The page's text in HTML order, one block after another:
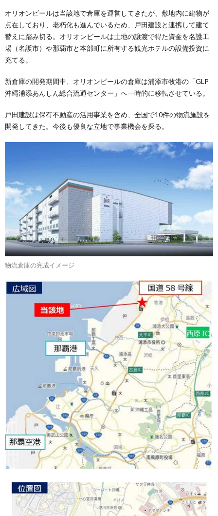
オリオンビールは当該地で倉庫を運営してきたが、敷地内に建物が
点在しており、老朽化も進んでいるため、戸田建設と連携して建て
替えに踏み切る。オリオンビールは土地の譲渡で得た資金を名護工
場（名護市）や那覇市と本部町に所有する観光ホテルの設備投資に
充てる。
新倉庫の開発期間中、オリオンビールの倉庫は浦添市牧港の「GLP
沖縄浦添あんしん総合流通センター」へ一時的に移転させている。
戸田建設は保有不動産の活用事業を含め、全国で10件の物流施設を
開発してきた。今後も優良な立地で事業機会を探る。
物流倉庫の完成イメージ